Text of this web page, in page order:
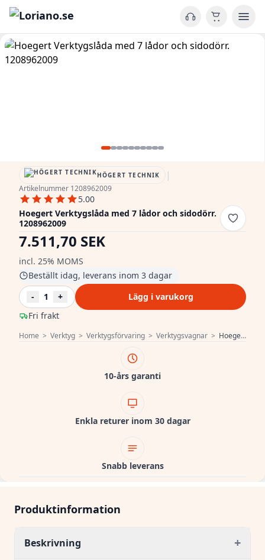
Home > Verktyg > Verktygsförvaring > Verktygsvagnar > Hoegert Verktygslåda med 7 lådor och sidodörr. 1208962009
HÖGERT TECHNIK |
Artikelnummer 1208962009
5.00
Hoegert Verktygslåda med 7 lådor och sidodörr.
1208962009
7.511,70 SEK
incl. 25% MOMS
Fri frakt
Beställt idag, leverans inom 3 dagar
-
1 + Lägg i varukorg
10-års garanti
Enkla returer inom 30 dagar
Snabb leverans
Produktinformation
Beskrivning +